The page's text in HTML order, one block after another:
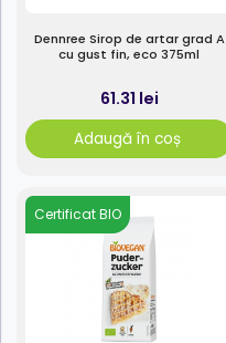
Dennree Sirop de artar grad A
cu gust fin, eco 375ml
61.31 lei
Adaugă în coș
Certificat BIO